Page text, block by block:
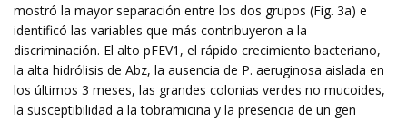
mostró la mayor separación entre los dos grupos (Fig. 3a) e
identificó las variables que más contribuyeron a la
discriminación. El alto pFEV1, el rápido crecimiento bacteriano,
la alta hidrólisis de Abz, la ausencia de P. aeruginosa aislada en
los últimos 3 meses, las grandes colonias verdes no mucoides,
la susceptibilidad a la tobramicina y la presencia de un gen